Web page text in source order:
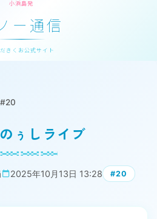
小浜島発
ー通信
きくお公式サイト
ぅしライブ
2025年10月13日 13:28 #20